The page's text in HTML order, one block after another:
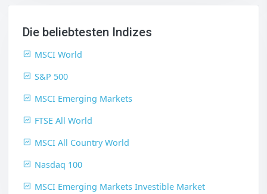
Die beliebtesten Indizes
MSCI World
S&P 500
MSCI Emerging Markets
FTSE All World
MSCI All Country World
Nasdaq 100
MSCI Emerging Markets Investible Market